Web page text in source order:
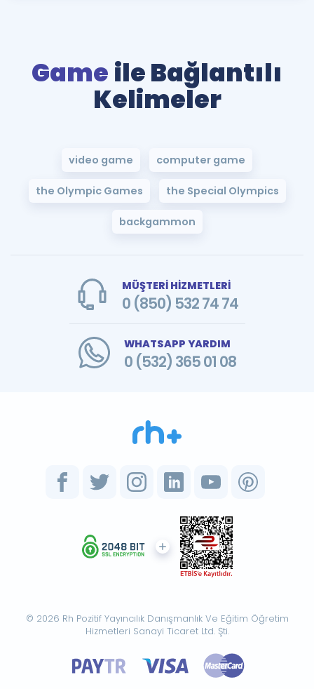
Game ile Bağlantılı
Kelimeler
video game computer game
the Olympic Games the Special Olympics
backgammon
MÜŞTERİ HİZMETLERİ
0 (850) 532 74 74
WHATSAPP YARDIM
0 (532) 365 01 08
© 2026 Rh Pozitif Yayıncılık Danışmanlık Ve Eğitim Öğretim
Hizmetleri Sanayi Ticaret Ltd. Şti.